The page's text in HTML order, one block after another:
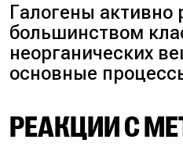
Галогены активно
большинством
неорганических
основные
РЕАКЦИИ С